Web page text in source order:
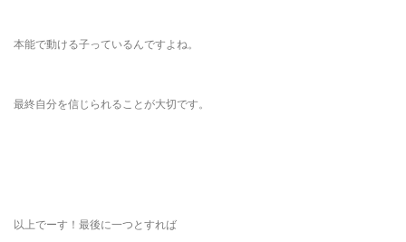
本能で動ける子っているんですよね。
最終自分を信じられることが大切です。
以上でーす！最後に一つとすれば